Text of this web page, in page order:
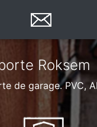
Roksem
de garage. PVC,